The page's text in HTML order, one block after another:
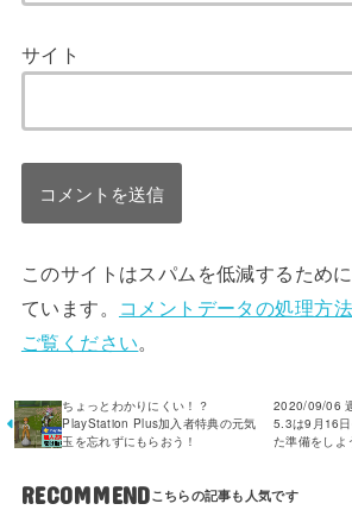
サイト
このサイトはスパムを低減するため
ています。 コメントデータの処理方
ご覧ください。
ちょっとわかりにくい！？
PlayStation Plus加入者特典の元気
玉を忘れずにもらおう！
2020/09/06
5.3は9月16
た準備をしよ
RECOMMEND